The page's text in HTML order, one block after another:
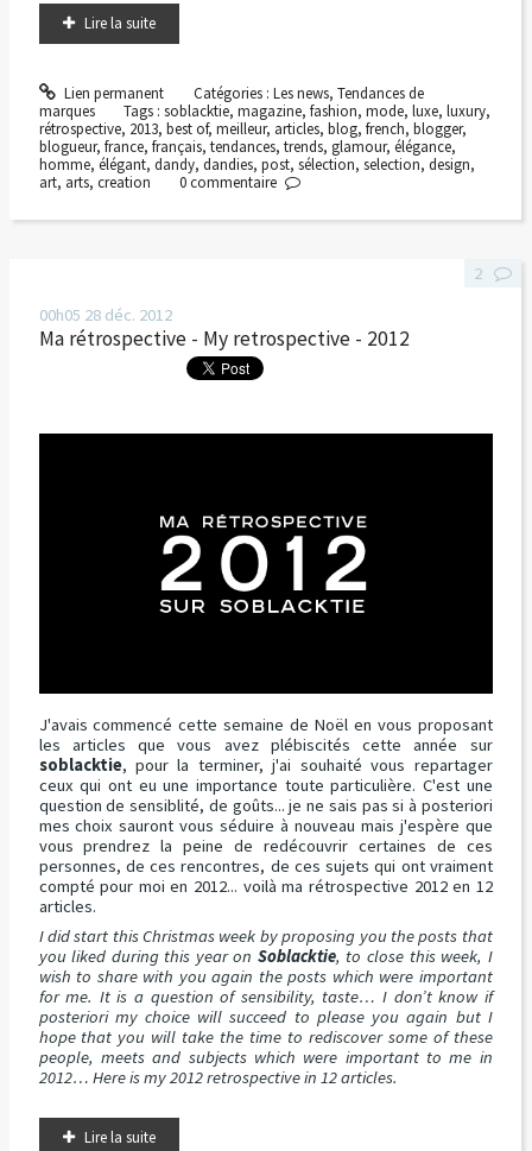
Lire la suite
Lien permanent Catégories : Les news, Tendances de
marques
Tags :soblacktie,magazine,fashion,mode,luxe,luxury,
rétrospective, 2013, best of, meilleur, articles, blog, french, blogger,
blogueur, france, français, tendances, trends, glamour, élégance,
homme, élégant, dandy, dandies, post, sélection, selection, design,
art, arts, creation 0commentaire
00h05 28 déc. 2012
Ma rétrospective - My retrospective - 2012
J'avais commencé cette semaine de Noël en vous proposant
les articles que vous avez plébiscités cette année sur
soblacktie, pour la terminer, j'ai souhaité vous repartager
ceux qui ont eu une importance toute particulière. C'est une
question de sensiblité, de goûts... je ne sais pas si à posteriori
mes choix sauront vous séduire à nouveau mais j'espère que
vous prendrez la peine de redécouvrir certaines de ces
personnes, de ces rencontres, de ces sujets qui ont vraiment
compté pour moi en 2012... voilà ma rétrospective 2012 en 12
articles.
I did start this Christmas week by proposing you the posts that
you liked during this year on Soblacktie, to close this week, I
wish to share with you again the posts which were important
for me. It is a question of sensibility, taste… I don’t know if
posteriori my choice will succeed to please you again but I
hope that you will take the time to rediscover some of these
people, meets and subjects which were important to me in
2012… Here is my 2012 retrospective in 12 articles.
Lire la suite
2